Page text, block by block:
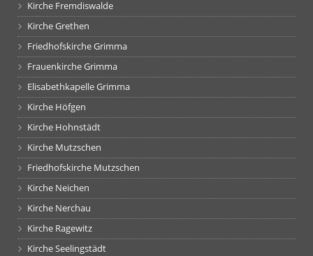
Kirche Fremdiswalde
Kirche Grethen
Friedhofskirche Grimma
Frauenkirche Grimma
Elisabethkapelle Grimma
Kirche Höfgen
Kirche Hohnstädt
Kirche Mutzschen
Friedhofskirche Mutzschen
Kirche Neichen
Kirche Nerchau
Kirche Ragewitz
Kirche Seelingstädt